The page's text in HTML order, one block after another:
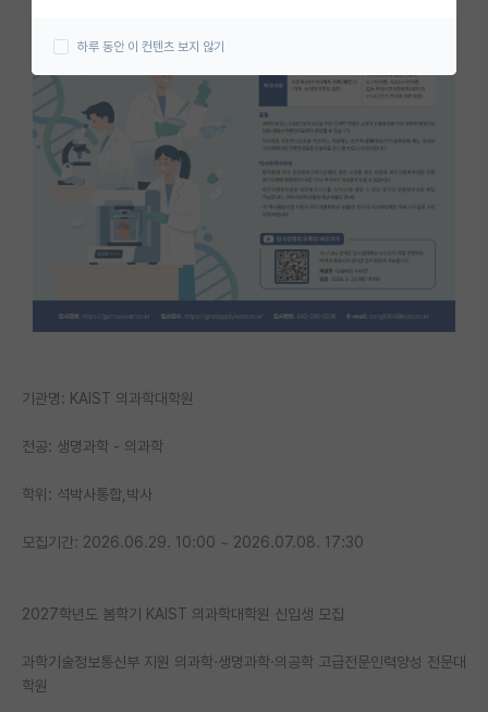
연구실(PI) 홍보 게시판
석박사 채용 정보 게시판
임용 정보 게시판
학부 인턴 게시판
취업 게시판
PI 전용 게시판
학술 정보 게시판
유학교육
기관명: KAIST 의과학대학원
전공: 생명과학 - 의과학
학위: 석박사통합,박사
모집기간: 2026.06.29. 10:00 ~ 2026.07.08. 17:30
2027학년도 봄학기 KAIST 의과학대학원 신입생 모집
과학기술정보통신부 지원 의과학·생명과학·의공학 고급전문인력양성 전문대
학원
하루 동안 이 컨텐츠 보지 않기